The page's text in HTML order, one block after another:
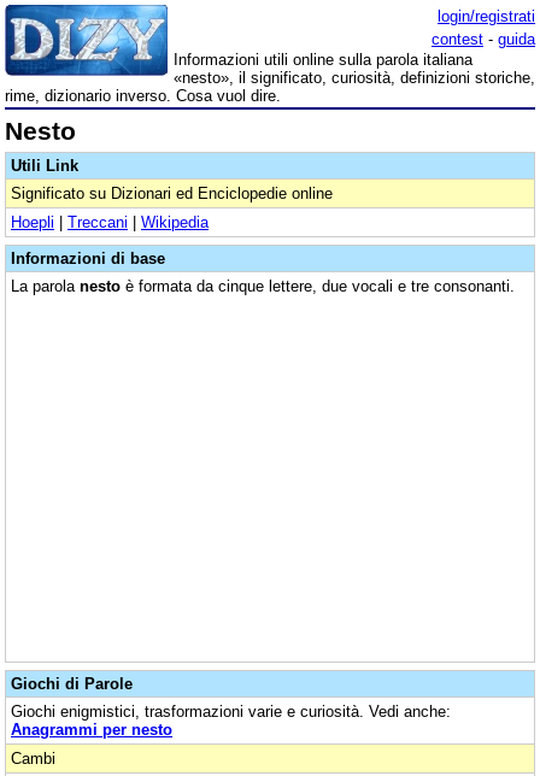
login/registrati
contest - guida
Informazioni utili online sulla parola italiana
«nesto», il significato, curiosità, definizioni storiche,
rime, dizionario inverso. Cosa vuol dire.
Nesto
Utili Link
Significato su Dizionari ed Enciclopedie online
Hoepli | Treccani | Wikipedia
Informazioni di base
La parola nesto è formata da cinque lettere, due vocali e tre consonanti.
Giochi di Parole
Giochi enigmistici, trasformazioni varie e curiosità. Vedi anche:
Anagrammi per nesto
Cambi